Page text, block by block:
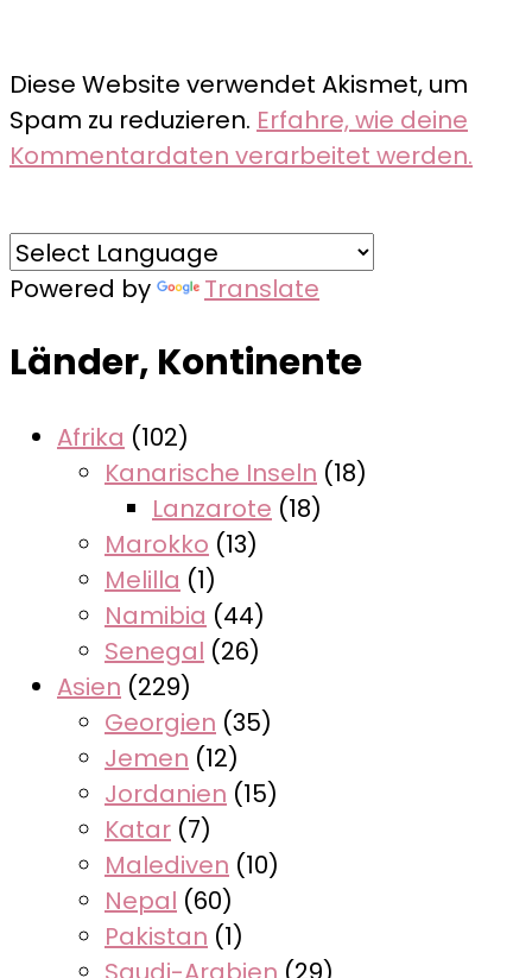
Diese Website verwendet Akismet, um
Spam zu reduzieren. Erfahre, wie deine
Kommentardaten verarbeitet werden.
Powered by Translate
Länder, Kontinente
Afrika (102)
Kanarische Inseln (18)
Lanzarote (18)
Marokko (13)
Melilla (1)
Namibia (44)
Senegal (26)
Asien (229)
Georgien (35)
Jemen (12)
Jordanien (15)
Katar (7)
Malediven (10)
Nepal (60)
Pakistan (1)